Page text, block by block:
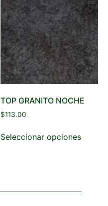
TOP GRANITO NOCHE
$113.00
Seleccionar opciones